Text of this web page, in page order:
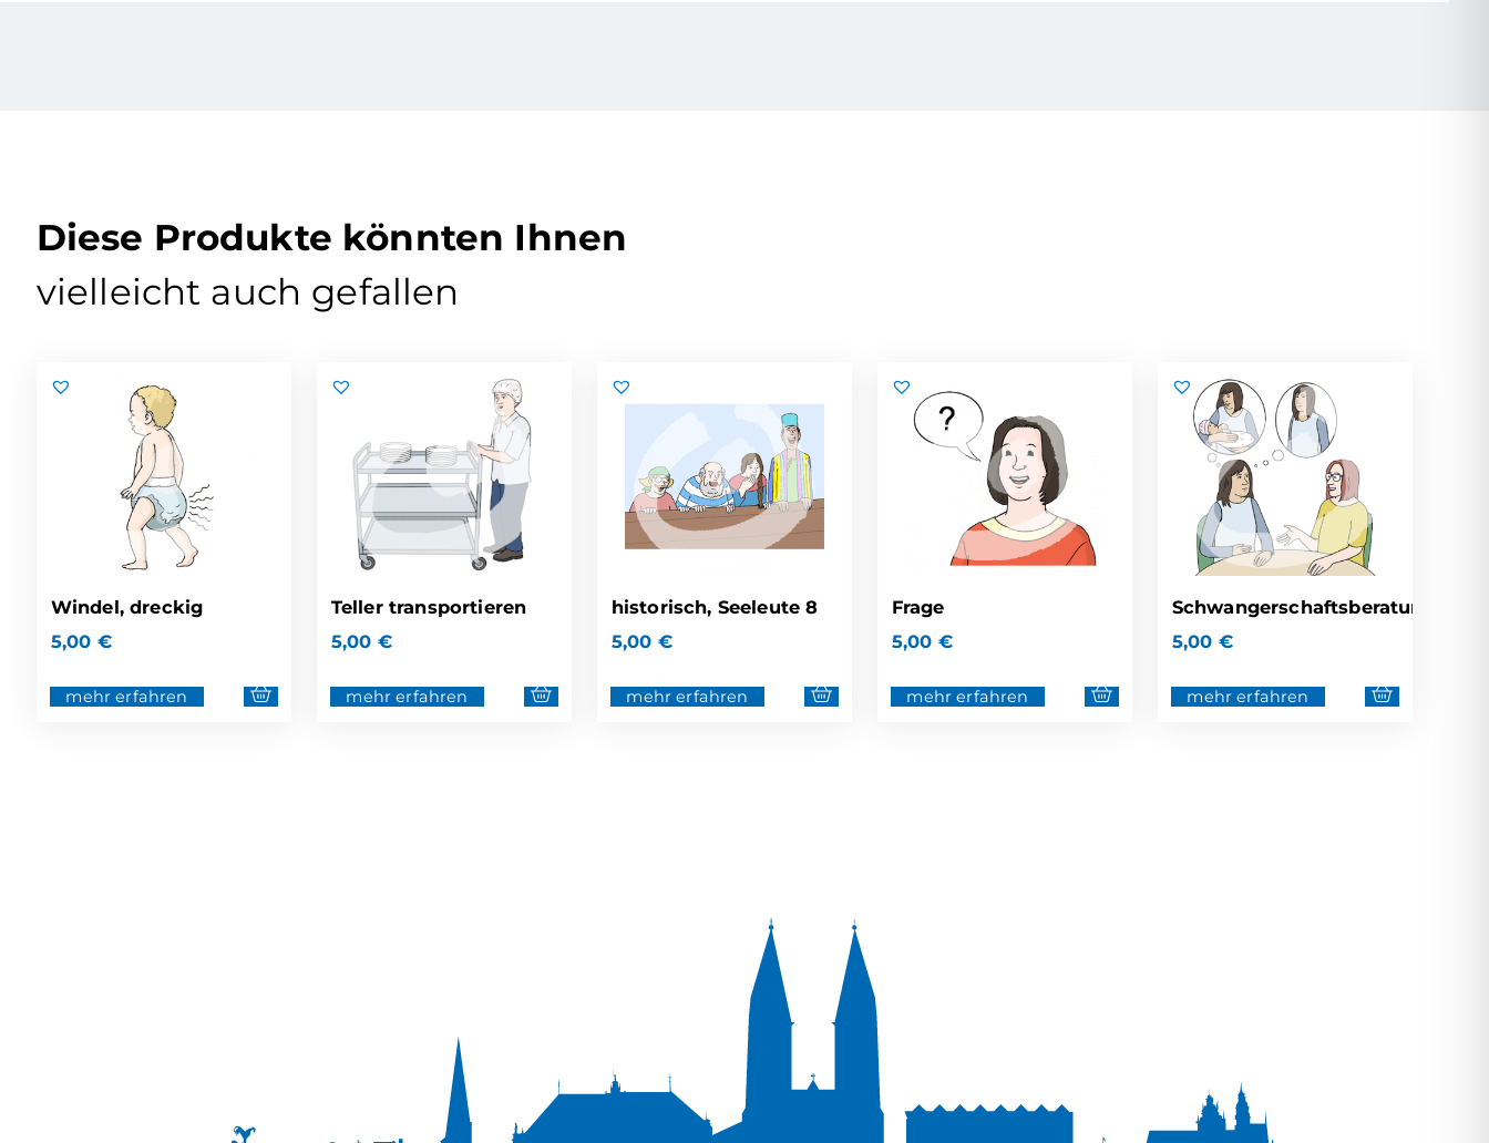
Diese Produkte könnten Ihnen
vielleicht auch gefallen
Windel, dreckig
5,00 €
mehr erfahren
Teller transportieren
5,00 €
mehr erfahren
historisch, Seeleute 8
5,00 €
mehr erfahren
Frage
5,00 €
mehr erfahren
Schwangerschaftsberatung
5,00 €
mehr erfahren